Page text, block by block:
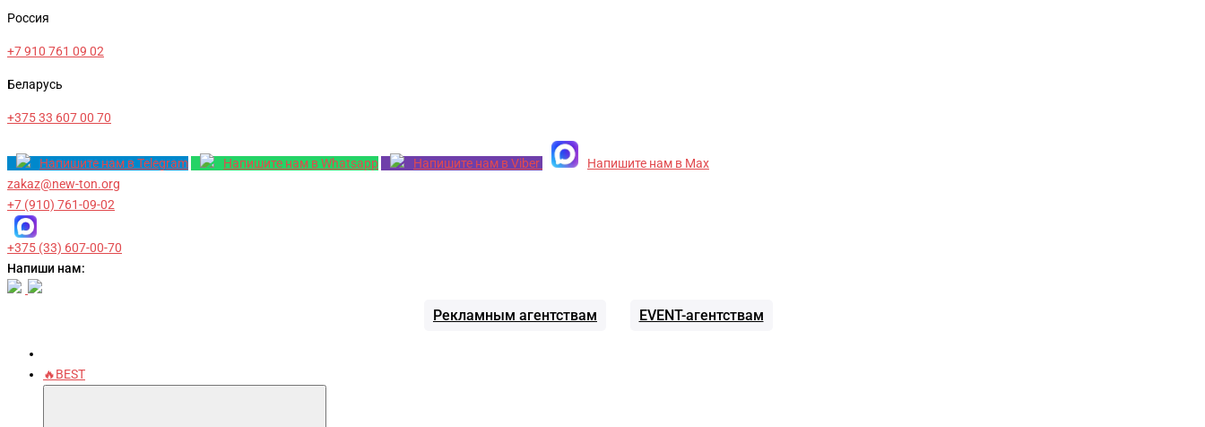
Россия
+7 910 761 09 02
Беларусь
+375 33 607 00 70
Напишите нам в Telegram Напишите нам в Whatsapp Напишите нам в Viber
Напишите нам в Max
zakaz@new-ton.org
+7 (910) 761-09-02
+375 (33) 607-00-70
Напиши нам:
Рекламным агентствам EVENT-агентствам
🔥BEST